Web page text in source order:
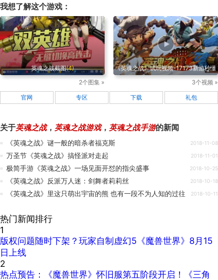
我想了解这个游戏：
英魂之战截图(4)
2个图集 »
《英魂之战》试玩视频-17173新游秒懂
3个视频 »
官网 专区 下载 礼包
关于英魂之战， 英魂之战游戏， 英魂之战手游的新闻
《英魂之战》谜一般的暗杀者福克斯 2018-11-08
万圣节《英魂之战》搞怪派对走起 2018-11-01
极简手游《英魂之战》一场见面开怼的指尖盛事 2018-10-25
《英魂之战》反派万人迷：剑舞者莉莉丝 2018-10-18
《英魂之战》里这只萌出宇宙的熊 也有一段不为人知的过往 2018-10-11
热门新闻排行
1
版权问题随时下架？玩家自制虚幻5《魔兽世界》8月15
日上线
2
热点预告：《魔兽世界》怀旧服第五阶段开启！《三角